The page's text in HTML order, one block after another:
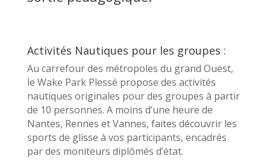
Activités Nautiques pour les groupes :
Au carrefour des métropoles du grand Ouest,
le Wake Park Plessé propose des activités
nautiques originales pour des groupes à partir
de 10 personnes. A moins d’une heure de
Nantes, Rennes et Vannes, faites découvrir les
sports de glisse à vos participants, encadrés
par des moniteurs diplômés d’état.